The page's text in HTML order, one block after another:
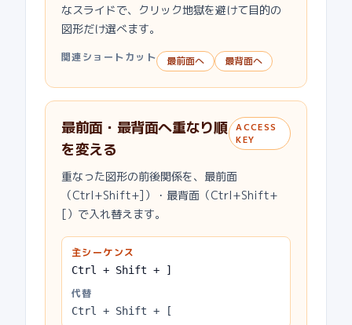
なスライドで、クリック地獄を避けて目的の
図形だけ選べます。
関連ショートカット 最前面へ 最背面へ
最前面・最背面へ重なり順
を変える
ACCESS
KEY
重なった図形の前後関係を、最前面
（Ctrl+Shift+]）・最背面（Ctrl+Shift+
[）で入れ替えます。
主シーケンス
Ctrl + Shift + ]
代替
Ctrl + Shift + [